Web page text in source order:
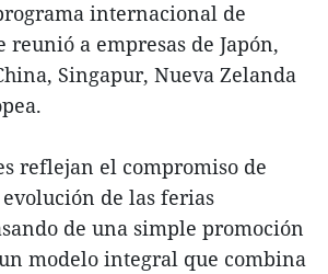
internacional de
a empresas de Japón,
Singapur, Nueva Zelanda
reflejan el compromiso de
de las ferias
de una simple promoción
modelo integral que combina